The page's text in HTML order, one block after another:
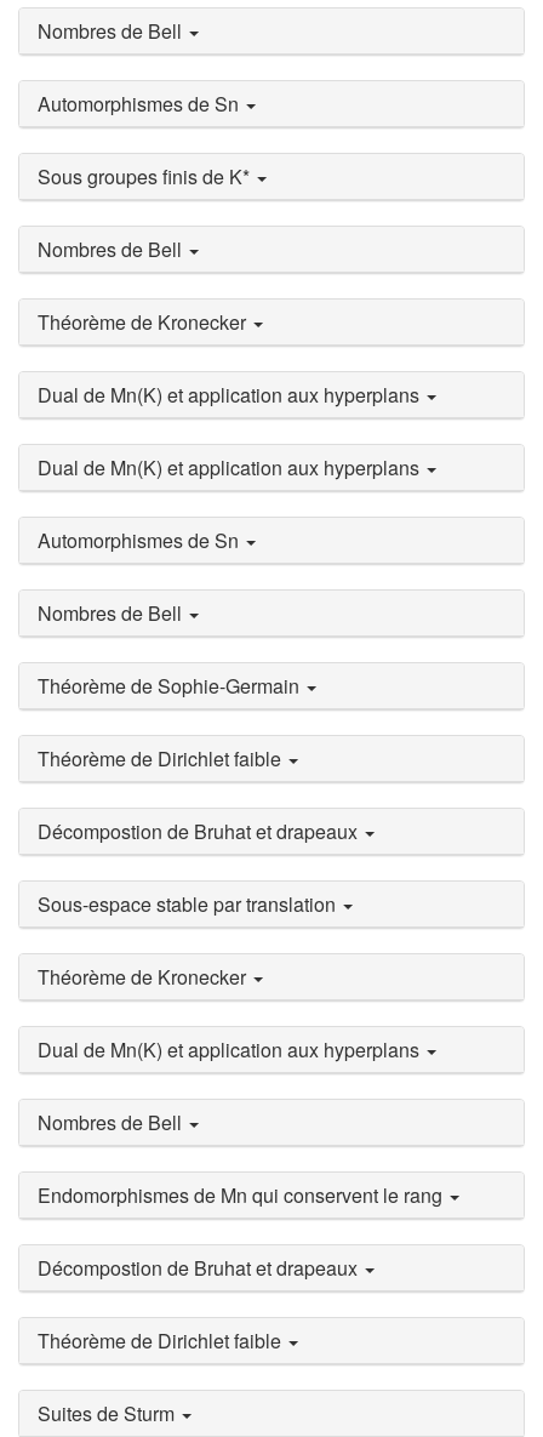
Nombres de Bell
Automorphismes de Sn
Sous groupes finis de K*
Nombres de Bell
Théorème de Kronecker
Dual de Mn(K) et application aux hyperplans
Dual de Mn(K) et application aux hyperplans
Automorphismes de Sn
Nombres de Bell
Théorème de Sophie-Germain
Théorème de Dirichlet faible
Décompostion de Bruhat et drapeaux
Sous-espace stable par translation
Théorème de Kronecker
Dual de Mn(K) et application aux hyperplans
Nombres de Bell
Endomorphismes de Mn qui conservent le rang
Décompostion de Bruhat et drapeaux
Théorème de Dirichlet faible
Suites de Sturm